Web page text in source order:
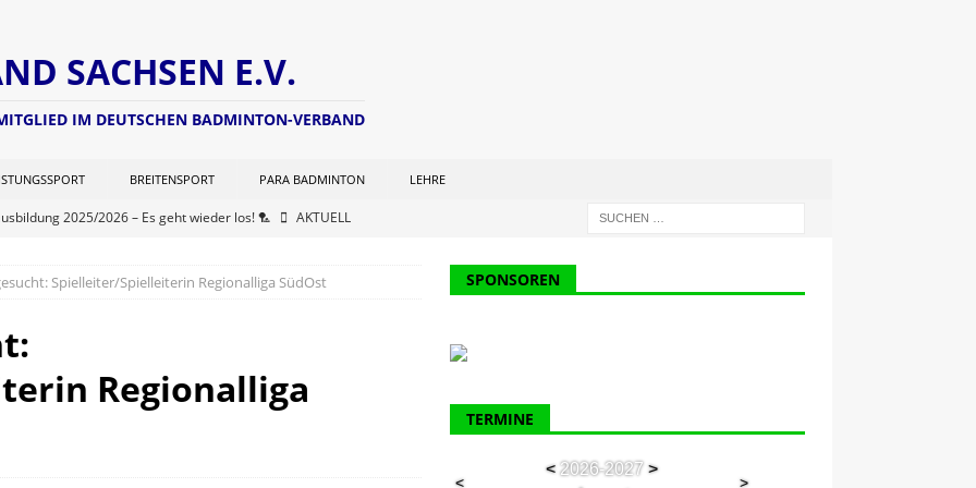
SACHSEN E.V.
IM DEUTSCHEN BADMINTON-VERBAND
BREITENSPORT PARA BADMINTON LEHRE
2025/2026 – Es geht wieder los! 🏸
AKTUELL
hat seine Seite aktualisiert (Stand: 21.06.2025)
2024/2025 – Finale! 💪🏸
AKTUELL
Spielleiter/Spielleiterin Regionalliga SüdOst
Regionalliga
SPONSOREN
TERMINE
<
< 2026-2027>
>